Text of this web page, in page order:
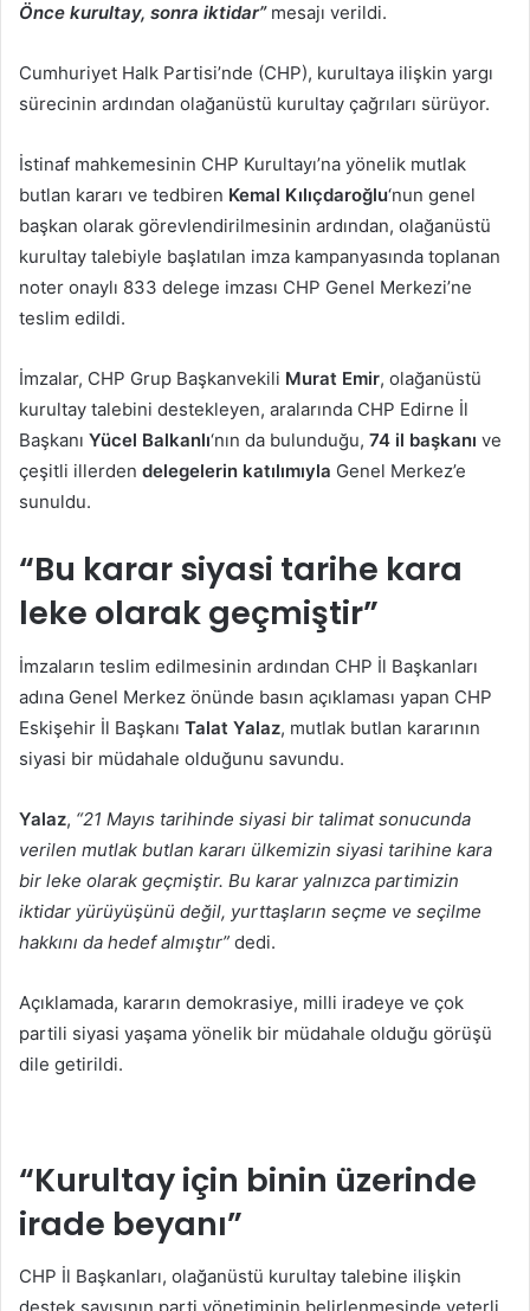
Önce kurultay, sonra iktidar” mesajı verildi.
Cumhuriyet Halk Partisi’nde (CHP), kurultaya ilişkin yargı
sürecinin ardından olağanüstü kurultay çağrıları sürüyor.
İstinaf mahkemesinin CHP Kurultayı’na yönelik mutlak
butlan kararı ve tedbiren Kemal Kılıçdaroğlu‘nun genel
başkan olarak görevlendirilmesinin ardından, olağanüstü
kurultay talebiyle başlatılan imza kampanyasında toplanan
noter onaylı 833 delege imzası CHP Genel Merkezi’ne
teslim edildi.
İmzalar, CHP Grup Başkanvekili Murat Emir, olağanüstü
kurultay talebini destekleyen, aralarında CHP Edirne İl
Başkanı Yücel Balkanlı‘nın da bulunduğu, 74 il başkanı ve
çeşitli illerden delegelerin katılımıyla Genel Merkez’e
sunuldu.
“Bu karar siyasi tarihe kara
leke olarak geçmiştir”
İmzaların teslim edilmesinin ardından CHP İl Başkanları
adına Genel Merkez önünde basın açıklaması yapan CHP
Eskişehir İl Başkanı Talat Yalaz, mutlak butlan kararının
siyasi bir müdahale olduğunu savundu.
Yalaz, “21 Mayıs tarihinde siyasi bir talimat sonucunda
verilen mutlak butlan kararı ülkemizin siyasi tarihine kara
bir leke olarak geçmiştir. Bu karar yalnızca partimizin
iktidar yürüyüşünü değil, yurttaşların seçme ve seçilme
hakkını da hedef almıştır” dedi.
Açıklamada, kararın demokrasiye, milli iradeye ve çok
partili siyasi yaşama yönelik bir müdahale olduğu görüşü
dile getirildi.
“Kurultay için binin üzerinde
irade beyanı”
CHP İl Başkanları, olağanüstü kurultay talebine ilişkin